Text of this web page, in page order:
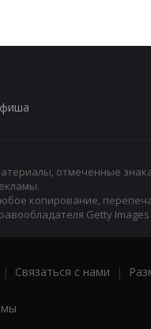
отмеченные
копирование,
Getty
| Связаться с нами |